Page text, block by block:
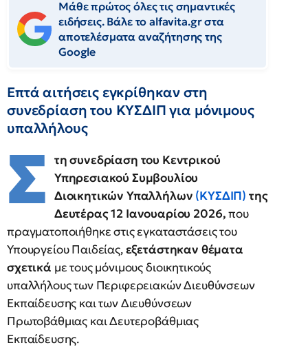
Μάθε πρώτος όλες τις σημαντικές
ειδήσεις. Βάλε το alfavita.gr στα
αποτελέσματα αναζήτησης της
Google
Επτά αιτήσεις εγκρίθηκαν στη
συνεδρίαση του ΚΥΣΔΙΠ για μόνιμους
υπαλλήλους
Σ τη συνεδρίαση του Κεντρικού
Υπηρεσιακού Συμβουλίου
Διοικητικών Υπαλλήλων (ΚΥΣΔΙΠ) της
Δευτέρας 12 Ιανουαρίου 2026,που
πραγματοποιήθηκε στις εγκαταστάσεις του
Υπουργείου Παιδείας,εξετάστηκαν θέματα
σχετικά με τους μόνιμους διοικητικούς
υπαλλήλους των Περιφερειακών Διευθύνσεων
Εκπαίδευσης και των Διευθύνσεων
Πρωτοβάθμιας και Δευτεροβάθμιας
Εκπαίδευσης.